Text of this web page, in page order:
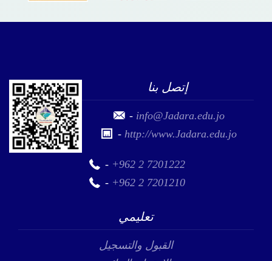
إتصل بنا
- info@Jadara.edu.jo
- http://www.Jadara.edu.jo
- +962 2 7201222
- +962 2 7201210
تعليمي
القبول والتسجيل